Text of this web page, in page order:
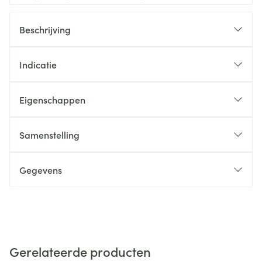
Beschrijving
Indicatie
Eigenschappen
Samenstelling
Gegevens
Gerelateerde producten